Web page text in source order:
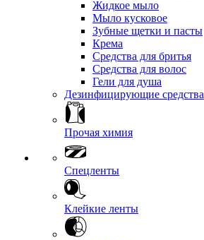
Жидкое мыло
Мыло кусковое
Зубные щетки и пасты
Крема
Средства для бритья
Средства для волос
Гели для душа
Дезинфицирующие средства
Прочая химия
Спецленты
Клейкие ленты